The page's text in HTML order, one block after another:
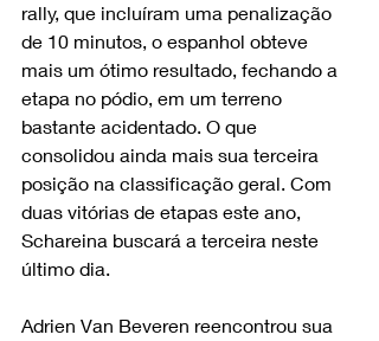
rally, que incluíram uma penalização
de 10 minutos, o espanhol obteve
mais um ótimo resultado, fechando a
etapa no pódio, em um terreno
bastante acidentado. O que
consolidou ainda mais sua terceira
posição na classificação geral. Com
duas vitórias de etapas este ano,
Schareina buscará a terceira neste
último dia.
Adrien Van Beveren reencontrou sua